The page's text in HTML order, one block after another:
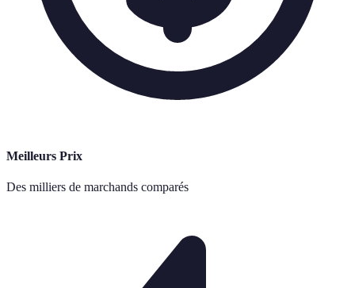
Meilleurs Prix
Des milliers de marchands comparés